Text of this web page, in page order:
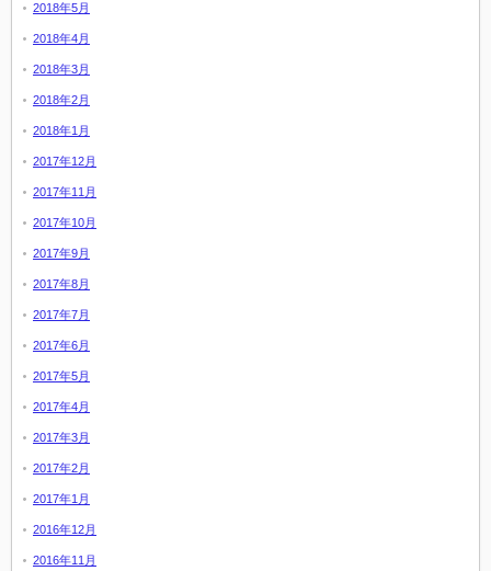
2018年5月
2018年4月
2018年3月
2018年2月
2018年1月
2017年12月
2017年11月
2017年10月
2017年9月
2017年8月
2017年7月
2017年6月
2017年5月
2017年4月
2017年3月
2017年2月
2017年1月
2016年12月
2016年11月